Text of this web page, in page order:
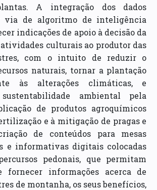
A integração dos dados
via de algoritmo de inteligência
indicações de apoio à decisão da
culturais ao produtor das
com o intuito de reduzir o
naturais, tornar a plantação
às alterações climáticas, e
ambiental pela
de produtos agroquímicos
e à mitigação de pragas e
de conteúdos para mesas
e informativas digitais colocadas
pedonais, que permitam
fornecer informações acerca de
de montanha, os seus benefícios,